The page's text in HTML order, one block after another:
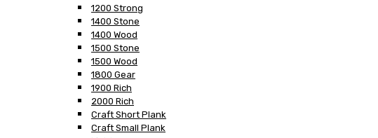
1200 Strong
1400 Stone
1400 Wood
1500 Stone
1500 Wood
1800 Gear
1900 Rich
2000 Rich
Craft Short Plank
Craft Small Plank